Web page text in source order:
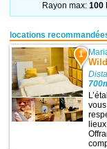
Rayon max:100
locations
1